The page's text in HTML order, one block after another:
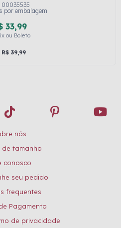
00035535
por embalagem
33,99
ou Boleto
R$ 39,99
nós
de tamanho
conosco
seu pedido
frequentes
Pagamento
de privacidade